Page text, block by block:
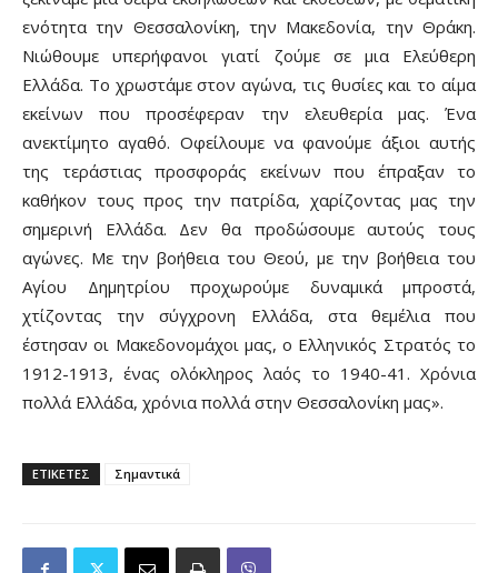
ενότητα την Θεσσαλονίκη, την Μακεδονία, την Θράκη.
Νιώθουμε υπερήφανοι γιατί ζούμε σε μια Ελεύθερη
Ελλάδα. Το χρωστάμε στον αγώνα, τις θυσίες και το αίμα
εκείνων που προσέφεραν την ελευθερία μας. Ένα
ανεκτίμητο αγαθό. Οφείλουμε να φανούμε άξιοι αυτής
της τεράστιας προσφοράς εκείνων που έπραξαν το
καθήκον τους προς την πατρίδα, χαρίζοντας μας την
σημερινή Ελλάδα. Δεν θα προδώσουμε αυτούς τους
αγώνες. Με την βοήθεια του Θεού, με την βοήθεια του
Αγίου Δημητρίου προχωρούμε δυναμικά μπροστά,
χτίζοντας την σύγχρονη Ελλάδα, στα θεμέλια που
έστησαν οι Μακεδονομάχοι μας, ο Ελληνικός Στρατός το
1912-1913, ένας ολόκληρος λαός το 1940-41. Χρόνια
πολλά Ελλάδα, χρόνια πολλά στην Θεσσαλονίκη μας».
ΕΤΙΚΕΤΕΣ Σημαντικά